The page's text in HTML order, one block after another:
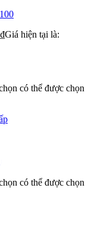
₫Giá hiện tại là:
có thể được chọn
có thể được chọn